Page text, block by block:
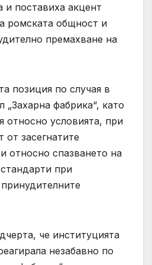
и поставиха акцент
ромската общност и
премахване на
позиция по случая в
„Захарна фабрика“, като
относно условията, при
от засегнатите
относно спазването на
при
че институцията
незабавно по